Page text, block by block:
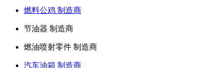
燃料公鸡 制造商
节油器 制造商
燃油喷射零件 制造商
汽车油箱 制造商